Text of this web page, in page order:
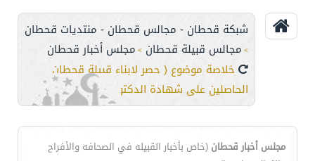
شبكة قحطان - مجالس قحطان - منتديات قحطان
> مجالس قبيلة قحطان > مجلس أخبار قحطان
خلاصة موضوع ( حصر لابناء قبيلة قحطان
الحاصلين على شهادة الدكتوراه)
مجلس أخبار قحطان (خاص بأخبار القبيله في الصحافه والأفراح